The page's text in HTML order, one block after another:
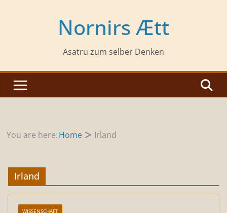
Nornirs Ætt
Asatru zum selber Denken
You are here:Home Irland
Irland
WISSENSCHAFT